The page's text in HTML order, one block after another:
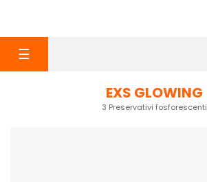
navigazione
☰
EXS GLOWING
3 Preservativi fosforescenti